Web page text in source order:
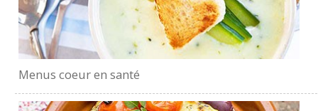
Menus coeur en santé